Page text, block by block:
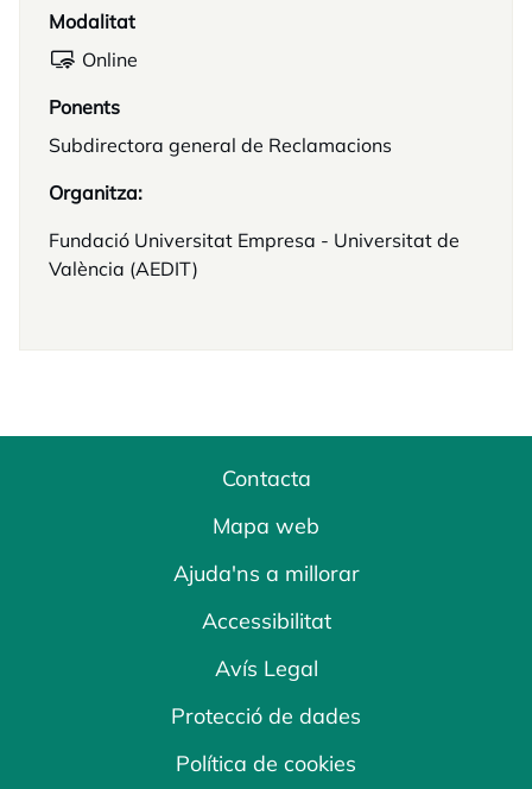
Modalitat
Online
Ponents
Subdirectora general de Reclamacions
Organitza:
Fundació Universitat Empresa - Universitat de
València (AEDIT)
Contacta
Mapa web
Ajuda'ns a millorar
Accessibilitat
Avís Legal
Protecció de dades
Política de cookies